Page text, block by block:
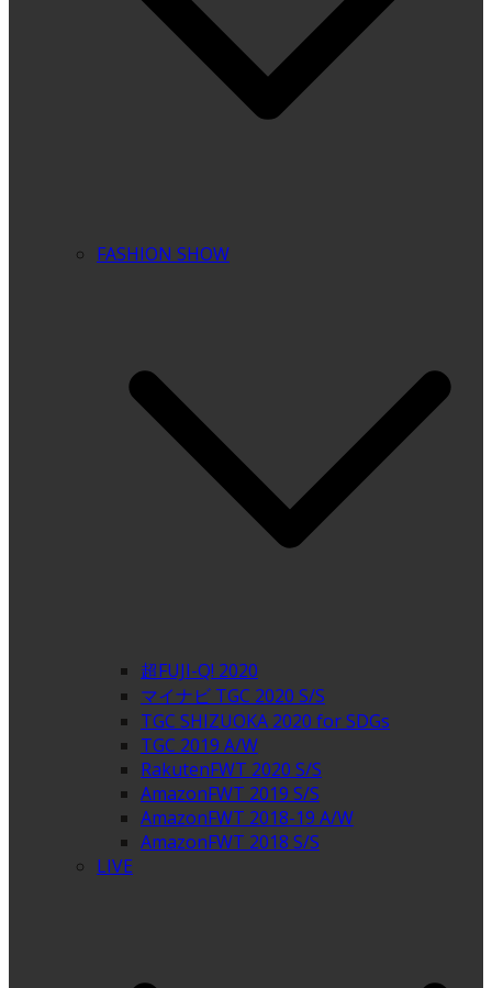
FASHION SHOW
超FUJI-Q! 2020
マイナビ TGC 2020 S/S
TGC SHIZUOKA 2020 for SDGs
TGC 2019 A/W
RakutenFWT 2020 S/S
AmazonFWT 2019 S/S
AmazonFWT 2018-19 A/W
AmazonFWT 2018 S/S
LIVE